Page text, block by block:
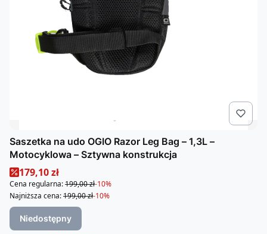
Saszetka na udo OGIO Razor Leg Bag – 1,3L –
Motocyklowa – Sztywna konstrukcja
Cena promocyjna
179,10 zł
Cena regularna:199,00 zł-10%
Najniższa cena:199,00 zł-10%
Niedostępny